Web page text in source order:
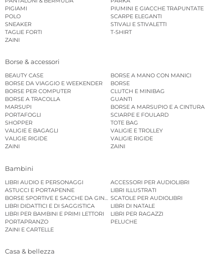
PIGIAMI
PIUMINI E GIACCHE TRAPUNTATE
POLO
SCARPE ELEGANTI
SNEAKER
STIVALI E STIVALETTI
TAGLIE FORTI
T-SHIRT
ZAINI
Borse & accessori
BEAUTY CASE
BORSE A MANO CON MANICI
BORSE DA VIAGGIO E WEEKENDER
BORSE
BORSE PER COMPUTER
CLUTCH E MINIBAG
BORSE A TRACOLLA
GUANTI
MARSUPI
BORSE A MARSUPIO E A CINTURA
PORTAFOGLI
SCIARPE E FOULARD
SHOPPER
TOTE BAG
VALIGIE E BAGAGLI
VALIGIE E TROLLEY
VALIGIE RIGIDE
VALIGIE RIGIDE
ZAINI
ZAINI
Bambini
LIBRI AUDIO E PERSONAGGI
ACCESSORI PER AUDIOLIBRI
ASTUCCI E PORTAPENNE
LIBRI ILLUSTRATI
BORSE SPORTIVE E SACCHE DA GINNASTICASCATOLE PER AUDIOLIBRI
LIBRI DIDATTICI E DI SAGGISTICA
LIBRI DI NATALE
LIBRI PER BAMBINI E PRIMI LETTORI
LIBRI PER RAGAZZI
PORTAPRANZO
PELUCHE
ZAINI E CARTELLE
Casa & bellezza